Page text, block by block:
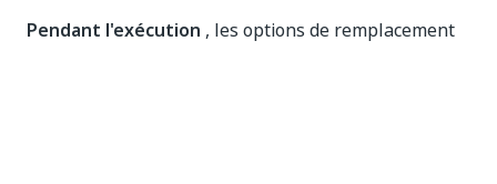
Pendant l'exécution , les options de remplacement